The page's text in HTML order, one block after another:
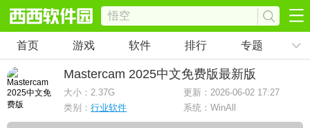
首页 游戏 软件 排行 专题
Mastercam 2025中文免费版最新版
大小： 2.37G
更新：2026-06-02 17:27
类别： 行业软件 系统：WinAll